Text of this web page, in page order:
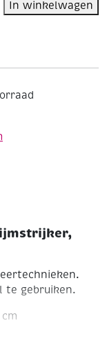
In winkelwagen
te gebruiken.